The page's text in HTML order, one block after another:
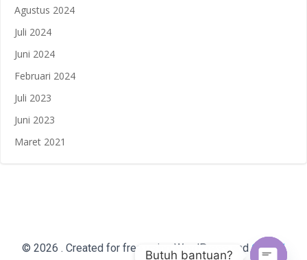
Agustus 2024
Juli 2024
Juni 2024
Februari 2024
Juli 2023
Juni 2023
Maret 2021
© 2026 . Created for free using WordPress andColibri
Butuh bantuan?